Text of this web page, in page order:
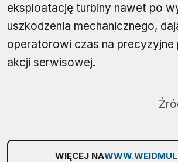
eksploatację turbiny nawet po
uszkodzenia mechanicznego,
operatorowi czas na
akcji serwisowej.
WIĘCEJ NA